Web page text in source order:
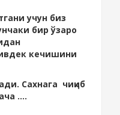
учун биз
бир ўзаро
кечишини
Сахнага чиқиб
....